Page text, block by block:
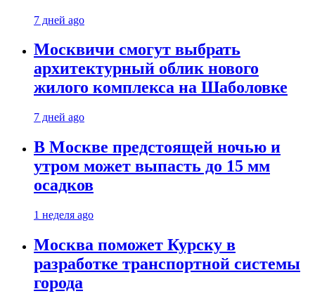
7 дней ago
Москвичи смогут выбрать
архитектурный облик нового
жилого комплекса на Шаболовке
7 дней ago
В Москве предстоящей ночью и
утром может выпасть до 15 мм
осадков
1 неделя ago
Москва поможет Курску в
разработке транспортной системы
города